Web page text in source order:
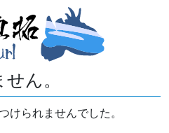
ん。
けられませんでした。